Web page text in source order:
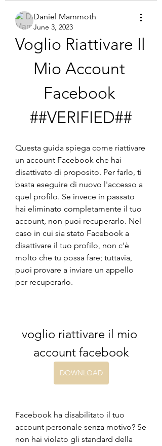
Daniel Mammoth
June 3, 2023
Voglio Riattivare Il
Mio Account
Facebook
##VERIFIED##
Questa guida spiega come riattivare
un account Facebook che hai
disattivato di proposito. Per farlo, ti
basta eseguire di nuovo l'accesso a
quel profilo. Se invece in passato
hai eliminato completamente il tuo
account, non puoi recuperarlo. Nel
caso in cui sia stato Facebook a
disattivare il tuo profilo, non c'è
molto che tu possa fare; tuttavia,
puoi provare a inviare un appello
per recuperarlo.
voglio riattivare il mio
account facebook
DOWNLOAD
Facebook ha disabilitato il tuo
account personale senza motivo? Se
non hai violato gli standard della